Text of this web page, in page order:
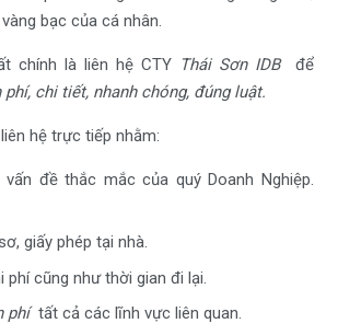
bạc của cá nhân.
chính là liên hệ CTY Thái Sơn IDBđể
phí, chi tiết, nhanh chóng, đúng luật.
hệ trực tiếp nhằm:
đề thắc mắc của quý Doanh Nghiệp.
giấy phép tại nhà.
phí cũng như thời gian đi lại.
phítất cả các lĩnh vực liên quan.